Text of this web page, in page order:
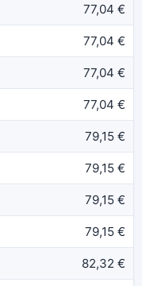
77,04 €
77,04 €
77,04 €
77,04 €
79,15 €
79,15 €
79,15 €
79,15 €
82,32 €